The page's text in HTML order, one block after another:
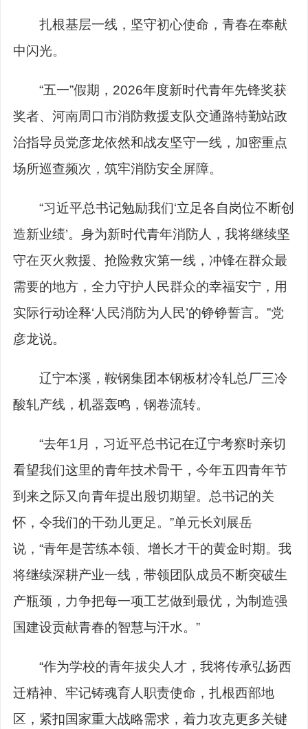
扎根基层一线，坚守初心使命，青春在奉献
中闪光。
“五一”假期，2026年度新时代青年先锋奖获
奖者、河南周口市消防救援支队交通路特勤站政
治指导员党彦龙依然和战友坚守一线，加密重点
场所巡查频次，筑牢消防安全屏障。
“习近平总书记勉励我们‘立足各自岗位不断创
造新业绩’。身为新时代青年消防人，我将继续坚
守在灭火救援、抢险救灾第一线，冲锋在群众最
需要的地方，全力守护人民群众的幸福安宁，用
实际行动诠释‘人民消防为人民’的铮铮誓言。”党
彦龙说。
辽宁本溪，鞍钢集团本钢板材冷轧总厂三冷
酸轧产线，机器轰鸣，钢卷流转。
“去年1月，习近平总书记在辽宁考察时亲切
看望我们这里的青年技术骨干，今年五四青年节
到来之际又向青年提出殷切期望。总书记的关
怀，令我们的干劲儿更足。”单元长刘展岳
说，“青年是苦练本领、增长才干的黄金时期。我
将继续深耕产业一线，带领团队成员不断突破生
产瓶颈，力争把每一项工艺做到最优，为制造强
国建设贡献青春的智慧与汗水。”
“作为学校的青年拔尖人才，我将传承弘扬西
迁精神、牢记铸魂育人职责使命，扎根西部地
区，紧扣国家重大战略需求，着力攻克更多关键